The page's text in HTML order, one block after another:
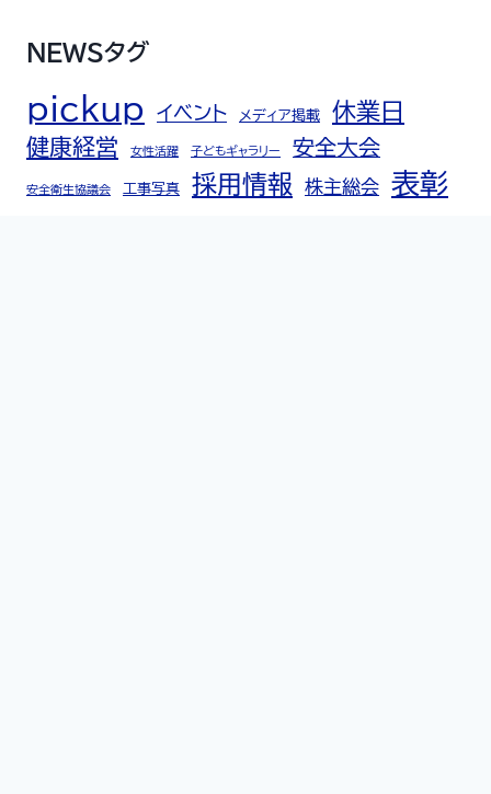
NEWSタグ
pickup イベント メディア掲載
休業日
健康経営
女性活躍 子どもギャラリー 安全大会
安全衛生協議会 工事写真 採用情報 株主総会 表彰